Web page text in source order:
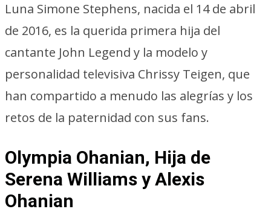
Luna Simone Stephens, nacida el 14 de abril
de 2016, es la querida primera hija del
cantante John Legend y la modelo y
personalidad televisiva Chrissy Teigen, que
han compartido a menudo las alegrías y los
retos de la paternidad con sus fans.
Olympia Ohanian, Hija de
Serena Williams y Alexis
Ohanian